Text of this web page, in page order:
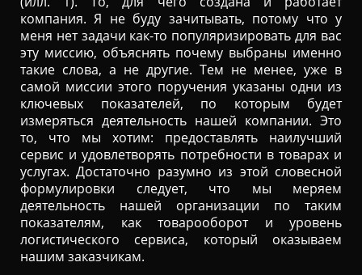
компания. Я не буду зачитывать, потому что у
меня нет задачи как-то популяризировать для вас
эту миссию, объяснять почему выбраны именно
такие слова, а не другие. Тем не менее, уже в
самой миссии этого поручения указаны одни из
ключевых показателей, по которым будет
измеряться деятельность нашей компании. Это
то, что мы хотим: предоставлять наилучший
сервис и удовлетворять потребности в товарах и
услугах. Достаточно разумно из этой словесной
формулировки следует, что мы меряем
деятельность нашей организации по таким
показателям, как товарооборот и уровень
логистического сервиса, который оказываем
нашим заказчикам.